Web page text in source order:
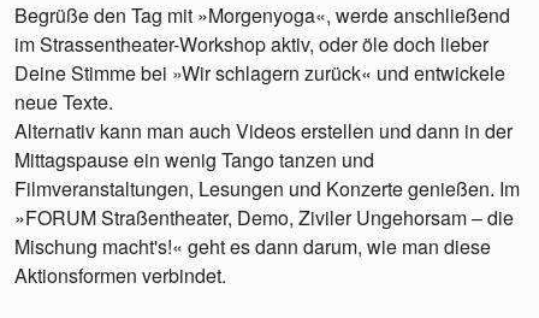
Begrüße den Tag mit »Morgenyoga«, werde anschließend
im Strassentheater-Workshop aktiv, oder öle doch lieber
Deine Stimme bei »Wir schlagern zurück« und entwickele
neue Texte.
Alternativ kann man auch Videos erstellen und dann in der
Mittagspause ein wenig Tango tanzen und
Filmveranstaltungen, Lesungen und Konzerte genießen. Im
»FORUM Straßentheater, Demo, Ziviler Ungehorsam – die
Mischung macht's!« geht es dann darum, wie man diese
Aktionsformen verbindet.